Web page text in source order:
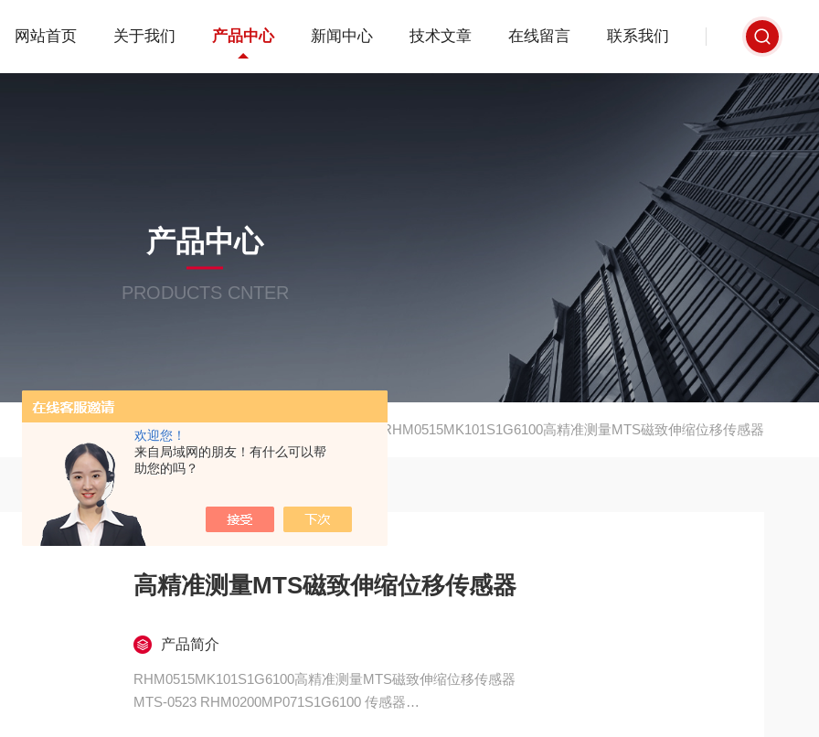
欢迎您！
来自局域网的朋友！有什么可以帮
助您的吗？
网站首页 关于我们 产品中心 新闻中心 技术文章 在线留言 联系我们
产品中心
PRODUCTS CNTER
当前位置：首页 RHM0515MK101S1G6100高精准测量MTS磁致伸缩位移传感器
高精准测量MTS磁致伸缩位移传感器
产品简介
RHM0515MK101S1G6100高精准测量MTS磁致伸缩位移传感器
MTS-0523 RHM0200MP071S1G6100 传感器